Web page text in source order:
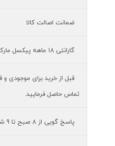
ضمانت اصالت کالا
گارانتی ۱۸ ماهه پیکسل مارکت
تماس حاصل فرمایید.
پاسخ گویی از 8 صبح تا 9 شب